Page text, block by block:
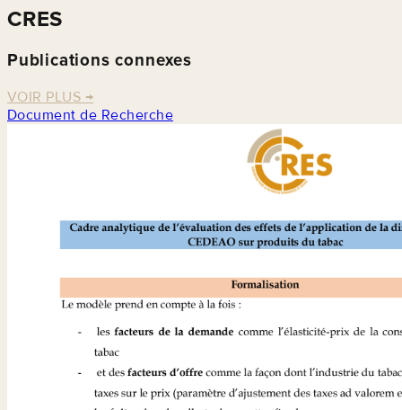
CRES
Publications connexes
VOIR PLUS →
Document de Recherche